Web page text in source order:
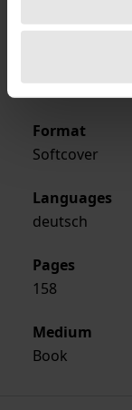
1992
Nomos
Format
Softcover
Languages
deutsch
Pages
158
Medium
Book